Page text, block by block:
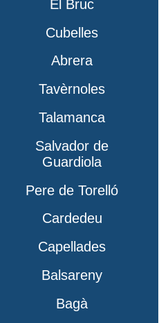
El Bruc
Cubelles
Abrera
Tavèrnoles
Talamanca
Salvador de
Guardiola
Pere de Torelló
Cardedeu
Capellades
Balsareny
Bagà